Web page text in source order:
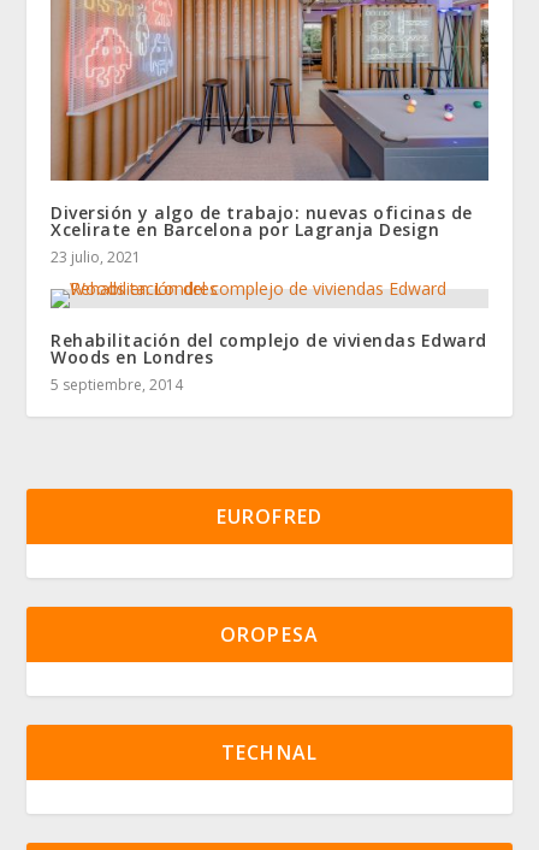
Diversión y algo de trabajo: nuevas oficinas de
Xcelirate en Barcelona por Lagranja Design
23 julio, 2021
Rehabilitación del complejo de viviendas Edward
Woods en Londres
5 septiembre, 2014
EUROFRED
OROPESA
TECHNAL